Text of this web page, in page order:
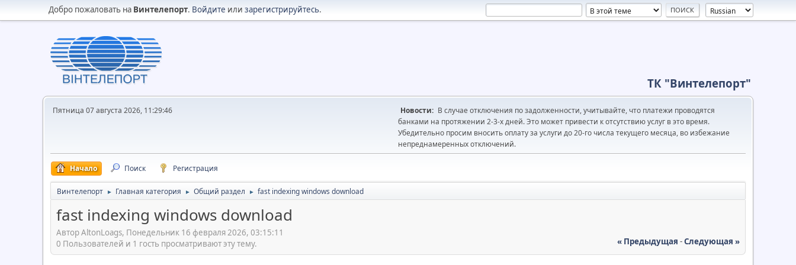
Добро пожаловать на Винтелепорт. Войдите или зарегистрируйтесь.
ТК "Винтелепорт"
Пятница 07 августа 2026, 11:29:46 Новости: В случае отключения по задолженности, учитывайте, что платежи проводятся
банками на протяжении 2-3-х дней. Это может привести к отсутствию услуг в это время.
Убедительно просим вносить оплату за услуги до 20-го числа текущего месяца, во избежание
непреднамеренных отключений.
Начало Поиск Регистрация
Винтелепорт ► Главная категория ► Общий раздел ► fast indexing windows download
fast indexing windows download
Автор AltonLoags, Понедельник 16 февраля 2026, 03:15:11
« Предыдущая -Следующая »
0 Пользователей и 1 гость просматривают эту тему.